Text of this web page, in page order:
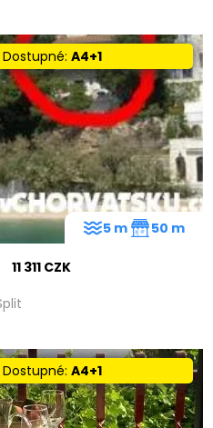
Dostupné:A4+1
11 311 CZK
5 m 50 m
Dostupné:A4+1